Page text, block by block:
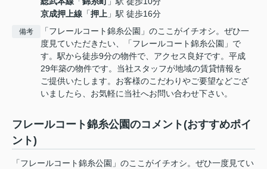
京成押上線 「押上 」駅 徒歩16分
備考
「フレールコート錦糸公園」のここがイチオシ。ぜひ一
度見ていただきたい、「フレールコート錦糸公園」で
す。駅から徒歩9分の物件で、アクセス良好です。平成
29年築の物件です。当社スタッフが地域の賃貸情報を
ご提供いたします。お客様のこだわりやご要望などござ
いましたら、お気軽に当社へお問い合わせ下さい。
フレールコート錦糸公園のコメント(おすすめポイ
ント)
「フレールコート錦糸公園」のここがイチオシ。ぜひ一度見てい